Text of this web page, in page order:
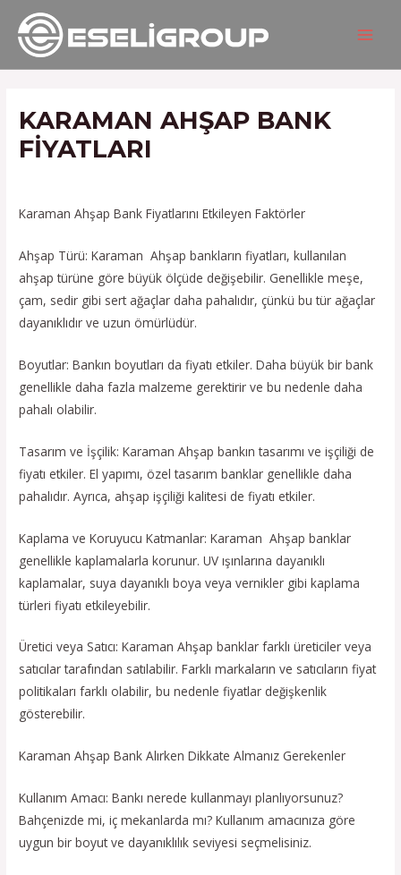
İçeriğe
atla
KARAMAN AHŞAP BANK
FIYATLARI
Karaman Ahşap Bank Fiyatlarını Etkileyen Faktörler
Ahşap Türü: Karaman Ahşap bankların fiyatları, kullanılan
ahşap türüne göre büyük ölçüde değişebilir. Genellikle meşe,
çam, sedir gibi sert ağaçlar daha pahalıdır, çünkü bu tür ağaçlar
dayanıklıdır ve uzun ömürlüdür.
Boyutlar: Bankın boyutları da fiyatı etkiler. Daha büyük bir bank
genellikle daha fazla malzeme gerektirir ve bu nedenle daha
pahalı olabilir.
Tasarım ve İşçilik: Karaman Ahşap bankın tasarımı ve işçiliği de
fiyatı etkiler. El yapımı, özel tasarım banklar genellikle daha
pahalıdır. Ayrıca, ahşap işçiliği kalitesi de fiyatı etkiler.
Kaplama ve Koruyucu Katmanlar: Karaman Ahşap banklar
genellikle kaplamalarla korunur. UV ışınlarına dayanıklı
kaplamalar, suya dayanıklı boya veya vernikler gibi kaplama
türleri fiyatı etkileyebilir.
Üretici veya Satıcı: Karaman Ahşap banklar farklı üreticiler veya
satıcılar tarafından satılabilir. Farklı markaların ve satıcıların fiyat
politikaları farklı olabilir, bu nedenle fiyatlar değişkenlik
gösterebilir.
Karaman Ahşap Bank Alırken Dikkate Almanız Gerekenler
Kullanım Amacı: Bankı nerede kullanmayı planlıyorsunuz?
Bahçenizde mi, iç mekanlarda mı? Kullanım amacınıza göre
uygun bir boyut ve dayanıklılık seviyesi seçmelisiniz.
Yazı
gezinmesi